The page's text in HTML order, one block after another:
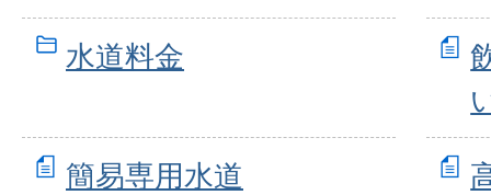
水道料金
簡易専用水道